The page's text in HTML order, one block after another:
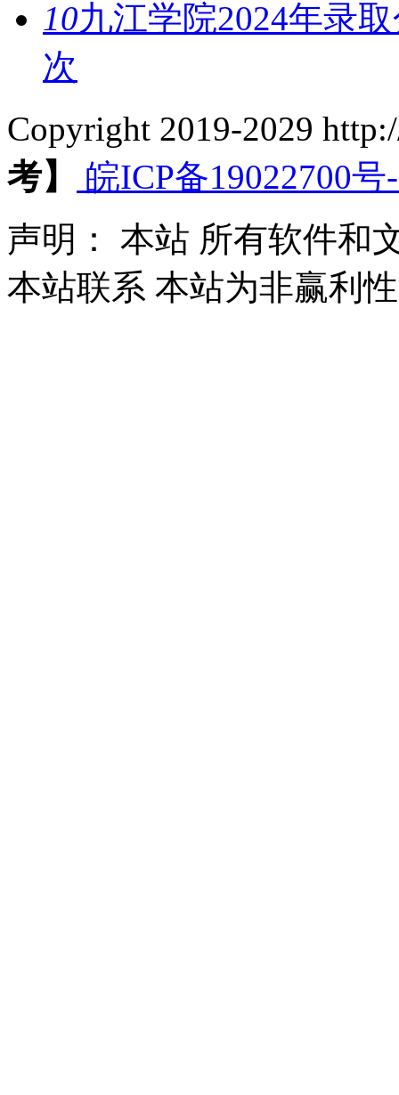
10九江学院2024年录
次
Copyright 2019-2029
考】
皖ICP备19022700号
声明： 本站 所有软件和
本站联系 本站为非赢利